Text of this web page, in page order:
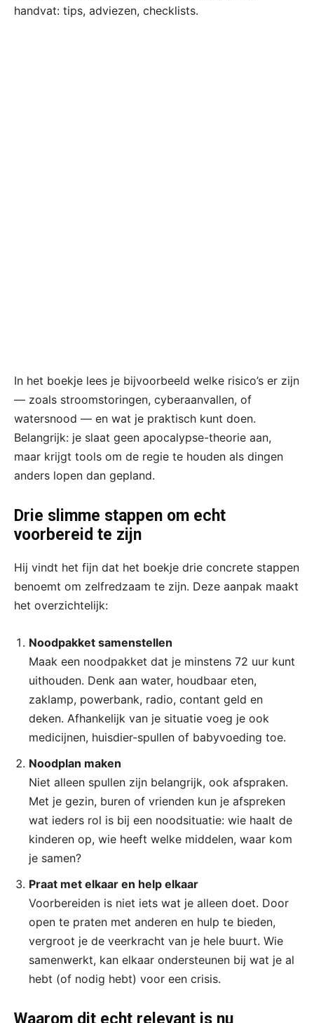
handvat: tips, adviezen, checklists.
In het boekje lees je bijvoorbeeld welke risico’s er zijn
— zoals stroomstoringen, cyberaanvallen, of
watersnood — en wat je praktisch kunt doen.
Belangrijk: je slaat geen apocalypse-theorie aan,
maar krijgt tools om de regie te houden als dingen
anders lopen dan gepland.
Drie slimme stappen om echt
voorbereid te zijn
Hij vindt het fijn dat het boekje drie concrete stappen
benoemt om zelfredzaam te zijn. Deze aanpak maakt
het overzichtelijk:
Noodpakket samenstellen
Maak een noodpakket dat je minstens 72 uur kunt
uithouden. Denk aan water, houdbaar eten,
zaklamp, powerbank, radio, contant geld en
deken. Afhankelijk van je situatie voeg je ook
medicijnen, huisdier-spullen of babyvoeding toe.
Noodplan maken
Niet alleen spullen zijn belangrijk, ook afspraken.
Met je gezin, buren of vrienden kun je afspreken
wat ieders rol is bij een noodsituatie: wie haalt de
kinderen op, wie heeft welke middelen, waar kom
je samen?
Praat met elkaar en help elkaar
Voorbereiden is niet iets wat je alleen doet. Door
open te praten met anderen en hulp te bieden,
vergroot je de veerkracht van je hele buurt. Wie
samenwerkt, kan elkaar ondersteunen bij wat je al
hebt (of nodig hebt) voor een crisis.